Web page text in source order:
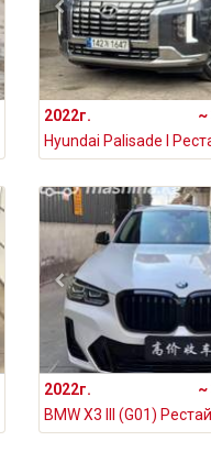
2022г.
~
2022г.
~